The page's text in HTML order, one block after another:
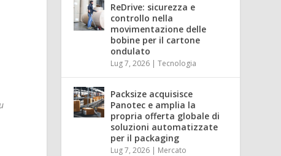
ReDrive: sicurezza e
controllo nella
movimentazione delle
bobine per il cartone
ondulato
Lug 7, 2026 |Tecnologia
Packsize acquisisce
Panotec e amplia la
propria offerta globale di
soluzioni automatizzate
per il packaging
Lug 7, 2026 | Mercato